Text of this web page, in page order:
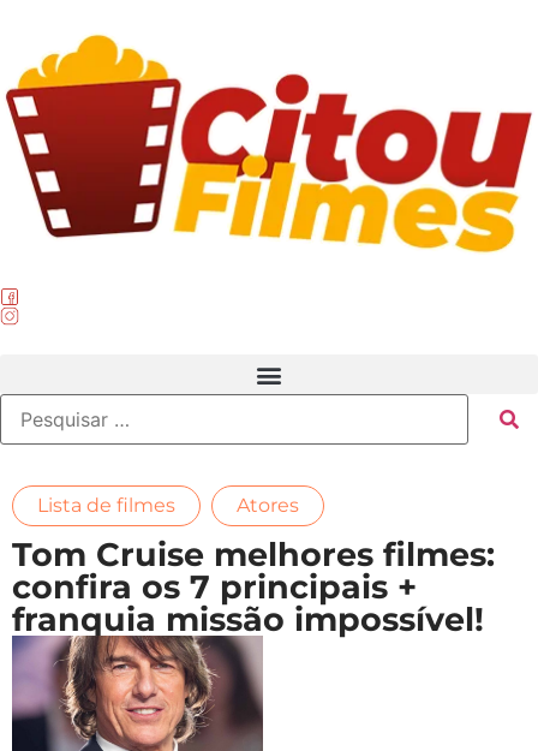
Lista de filmes Atores
Tom Cruise melhores filmes:
confira os 7 principais +
franquia missão impossível!